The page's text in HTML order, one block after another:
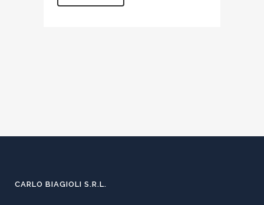
CARLO BIAGIOLI S.R.L.